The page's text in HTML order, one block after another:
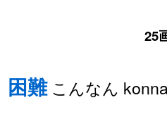
25
困難こんなん